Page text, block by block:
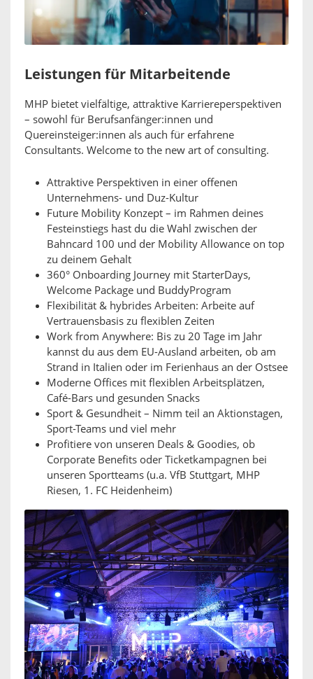
Leistungen für Mitarbeitende
MHP bietet vielfältige, attraktive Karriereperspektiven
– sowohl für Berufsanfänger:innen und
Quereinsteiger:innen als auch für erfahrene
Consultants. Welcome to the new art of consulting.
Attraktive Perspektiven in einer offenen
Unternehmens- und Duz-Kultur
Future Mobility Konzept – im Rahmen deines
Festeinstiegs hast du die Wahl zwischen der
Bahncard 100 und der Mobility Allowance on top
zu deinem Gehalt
360° Onboarding Journey mit StarterDays,
Welcome Package und BuddyProgram
Flexibilität & hybrides Arbeiten: Arbeite auf
Vertrauensbasis zu flexiblen Zeiten
Work from Anywhere: Bis zu 20 Tage im Jahr
kannst du aus dem EU-Ausland arbeiten, ob am
Strand in Italien oder im Ferienhaus an der Ostsee
Moderne Offices mit flexiblen Arbeitsplätzen,
Café-Bars und gesunden Snacks
Sport & Gesundheit – Nimm teil an Aktionstagen,
Sport-Teams und viel mehr
Profitiere von unseren Deals & Goodies, ob
Corporate Benefits oder Ticketkampagnen bei
unseren Sportteams (u.a. VfB Stuttgart, MHP
Riesen, 1. FC Heidenheim)